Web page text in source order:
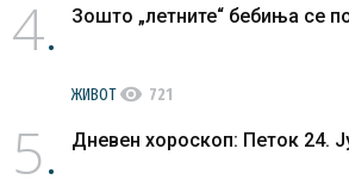
4 Зошто „летните“ бебиња се
ЖИВОТvisibility 721
5 Дневен хороскоп: Петок 24.